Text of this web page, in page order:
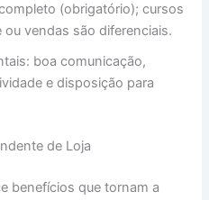
(obrigatório); cursos
vendas são diferenciais.
boa comunicação,
e disposição para
de Loja
benefícios que tornam a